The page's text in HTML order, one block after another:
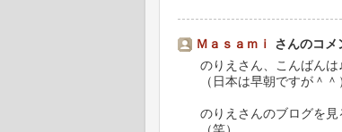
Ｍａｓａｍｉ
さんのコメ
のりえさん、こんばんは
（日本は早朝ですが＾＾
のりえさんのブログを